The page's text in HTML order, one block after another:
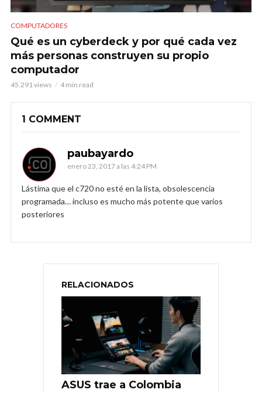
COMPUTADORES
Qué es un cyberdeck y por qué cada vez
más personas construyen su propio
computador
45.291 views 4 min read
1 COMMENT
paubayardo
enero 23, 2017 a las 4:24 PM
Lástima que el c720 no esté en la lista, obsolescencia
programada… incluso es mucho más potente que varios
posteriores
RELACIONADOS
ASUS trae a Colombia